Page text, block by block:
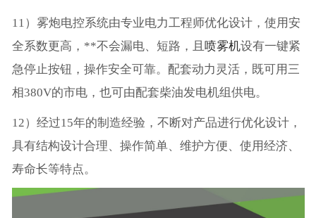
11）雾炮电控系统由专业电力工程师优化设计，使用安
全系数更高，**不会漏电、短路，且 喷雾机设有一键紧
急停止按钮，操作安全可靠。配套动力灵活，既可用三
相380V的市电，也可由配套柴油发电机组供电。
12）经过15年的制造经验，不断对产品进行优化设计，
具有结构设计合理、操作简单、维护方便、使用经济、
寿命长等特点。